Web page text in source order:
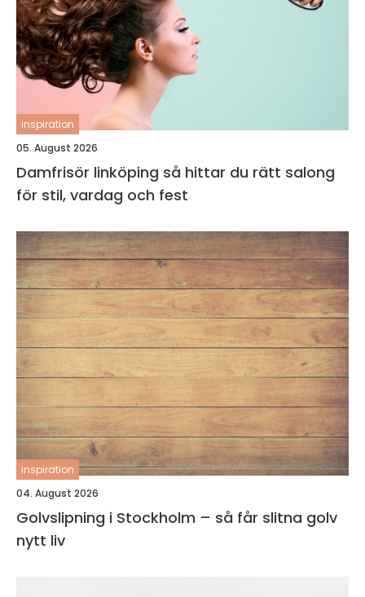
inspiration
05. August 2026
Damfrisör linköping så hittar du rätt salong
för stil, vardag och fest
inspiration
04. August 2026
Golvslipning i Stockholm – så får slitna golv
nytt liv